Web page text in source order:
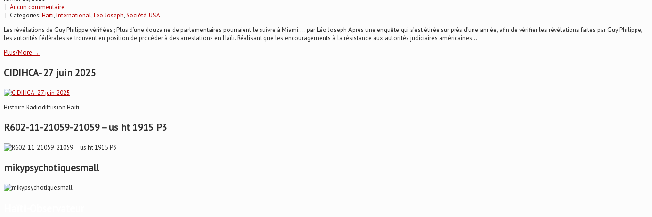
| Aucun commentaire
| Categories:Haïti,International,Leo Joseph,Société,USA
Les révélations de Guy Philippe vérifiées ; Plus d’une douzaine de parlementaires pourraient le suivre à Miami.... par Léo Joseph Après une enquête qui s’est étirée sur près d’une année, afin de vérifier les révélations faites par Guy Philippe,
les autorités fédérales se trouvent en position de procéder à des arrestations en Haïti. Réalisant que les encouragements à la résistance aux autorités judiciaires américaines...
Plus/More →
CIDIHCA- 27 juin 2025
Histoire Radiodiffusion Haïti
R602-11-21059-21059 – us ht 1915 P3
mikypsychotiquesmall